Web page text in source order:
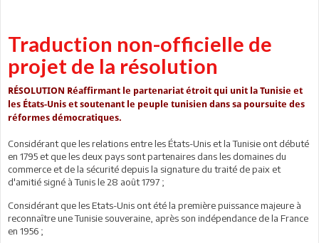
Traduction non-officielle de
projet de la résolution
RÉSOLUTION Réaffirmant le partenariat étroit qui unit la Tunisie et
les États-Unis et soutenant le peuple tunisien dans sa poursuite des
réformes démocratiques.
Considérant que les relations entre les États-Unis et la Tunisie ont débuté
en 1795 et que les deux pays sont partenaires dans les domaines du
commerce et de la sécurité depuis la signature du traité de paix et
d'amitié signé à Tunis le 28 août 1797 ;
Considérant que les Etats-Unis ont été la première puissance majeure à
reconnaître une Tunisie souveraine, après son indépendance de la France
en 1956 ;